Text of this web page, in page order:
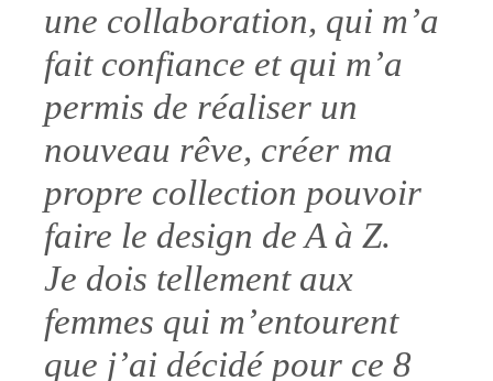
une collaboration, qui m’a
fait confiance et qui m’a
permis de réaliser un
nouveau rêve, créer ma
propre collection pouvoir
faire le design de A à Z.
Je dois tellement aux
femmes qui m’entourent
que j’ai décidé pour ce 8